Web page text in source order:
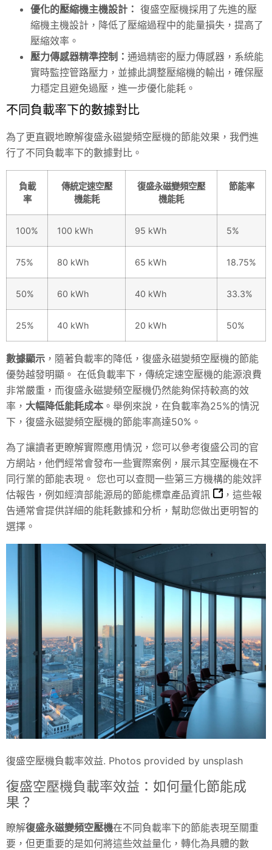
優化的壓縮機主機設計： 復盛空壓機採用了先進的壓
縮機主機設計，降低了壓縮過程中的能量損失，提高了
壓縮效率。
壓力傳感器精準控制： 通過精密的壓力傳感器，系統能
實時監控管路壓力，並據此調整壓縮機的輸出，確保壓
力穩定且避免過壓，進一步優化能耗。
不同負載率下的數據對比
為了更直觀地瞭解復盛永磁變頻空壓機的節能效果，我們進
行了不同負載率下的數據對比。
負載
率
傳統定速空壓
機能耗
復盛永磁變頻空壓
機能耗
節能率
100% 100 kWh 95 kWh 5%
75% 80 kWh 65 kWh 18.75%
50% 60 kWh 40 kWh 33.3%
25% 40 kWh 20 kWh 50%
數據顯示 ，隨著負載率的降低，復盛永磁變頻空壓機的節能
優勢越發明顯。 在低負載率下，傳統定速空壓機的能源浪費
非常嚴重，而復盛永磁變頻空壓機仍然能夠保持較高的效
率， 大幅降低能耗成本 。舉例來說，在負載率為25%的情況
下，復盛永磁變頻空壓機的節能率高達50%。
為了讓讀者更瞭解實際應用情況，您可以參考復盛公司的官
方網站，他們經常會發布一些實際案例，展示其空壓機在不
同行業的節能表現。 您也可以查閱一些第三方機構的能效評
估報告，例如經濟部能源局的節能標章產品資訊
，這些報
告通常會提供詳細的能耗數據和分析，幫助您做出更明智的
選擇。
復盛空壓機負載率效益. Photos provided by unsplash
復盛空壓機負載率效益：如何量化節能成
果？
瞭解復盛永磁變頻空壓機在不同負載率下的節能表現至關重
要，但更重要的是如何將這些效益量化，轉化為具體的數